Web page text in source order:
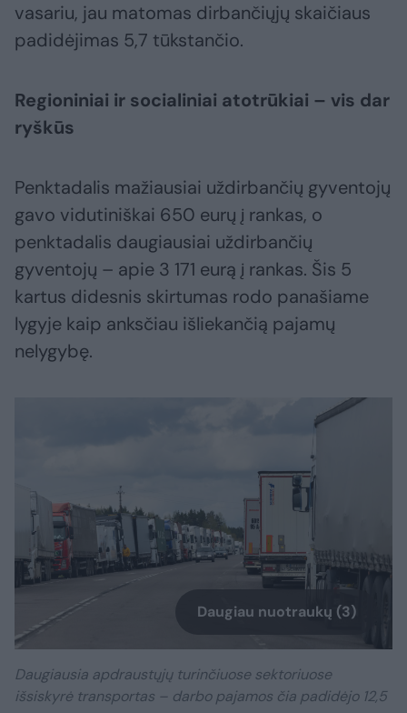
vasariu, jau matomas dirbančiųjų skaičiaus
padidėjimas 5,7 tūkstančio.
Regioniniai ir socialiniai atotrūkiai – vis dar
ryškūs
Penktadalis mažiausiai uždirbančių gyventojų
gavo vidutiniškai 650 eurų į rankas, o
penktadalis daugiausiai uždirbančių
gyventojų – apie 3 171 eurą į rankas. Šis 5
kartus didesnis skirtumas rodo panašiame
lygyje kaip anksčiau išliekančią pajamų
nelygybę.
Daugiau nuotraukų (3)
Daugiausia apdraustųjų turinčiuose sektoriuose
išsiskyrė transportas – darbo pajamos čia padidėjo 12,5